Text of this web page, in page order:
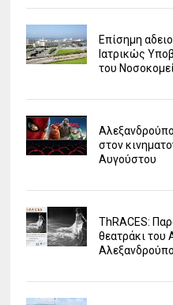
Επίσημη
Ιατρικώς
του
στον
Αυγούστου
ΤhRACES:
θεατράκι του